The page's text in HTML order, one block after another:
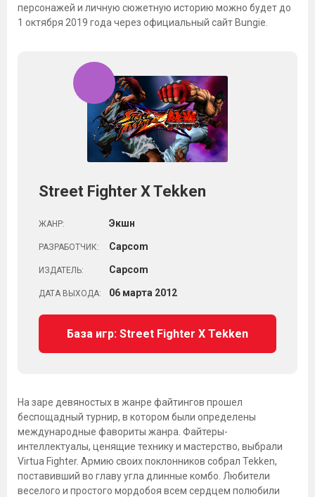
персонажей и личную сюжетную историю можно будет до
1 октября 2019 года через официальный сайт Bungie.
Street Fighter X Tekken
ЖАНР: Экшн
РАЗРАБОТЧИК: Capcom
ИЗДАТЕЛЬ: Capcom
ДАТА ВЫХОДА: 06 марта 2012
База игр: Street Fighter X Tekken
На заре девяностых в жанре файтингов прошел
беспощадный турнир, в котором были определены
международные фавориты жанра. Файтеры-
интеллектуалы, ценящие технику и мастерство, выбрали
Virtua Fighter. Армию своих поклонников собрал Tekken,
поставивший во главу угла длинные комбо. Любители
веселого и простого мордобоя всем сердцем полюбили